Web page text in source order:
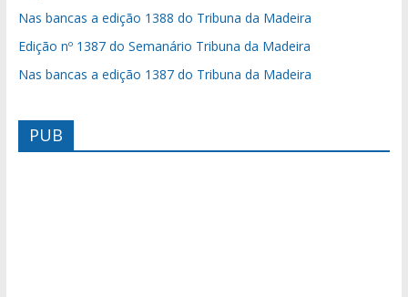
Nas bancas a edição 1388 do Tribuna da Madeira
Edição nº 1387 do Semanário Tribuna da Madeira
Nas bancas a edição 1387 do Tribuna da Madeira
PUB